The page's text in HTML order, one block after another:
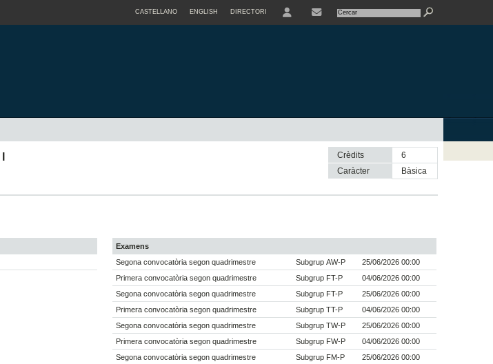
CASTELLANO ENGLISH DIRECTORI
Crèdits
6
Caràcter
bàsica
Examens
Segona convocatòria segon quadrimestre
Subgrup AW-P
25/06/2026 00:00
Primera convocatòria segon quadrimestre
Subgrup FT-P
04/06/2026 00:00
Segona convocatòria segon quadrimestre
Subgrup FT-P
25/06/2026 00:00
Primera convocatòria segon quadrimestre
Subgrup TT-P
04/06/2026 00:00
Segona convocatòria segon quadrimestre
Subgrup TW-P
25/06/2026 00:00
Primera convocatòria segon quadrimestre
Subgrup FW-P
04/06/2026 00:00
Segona convocatòria segon quadrimestre
Subgrup FM-P
25/06/2026 00:00